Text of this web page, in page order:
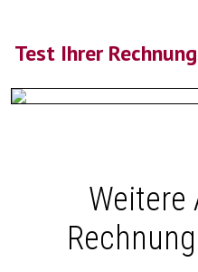
Test Ihrer
Weitere